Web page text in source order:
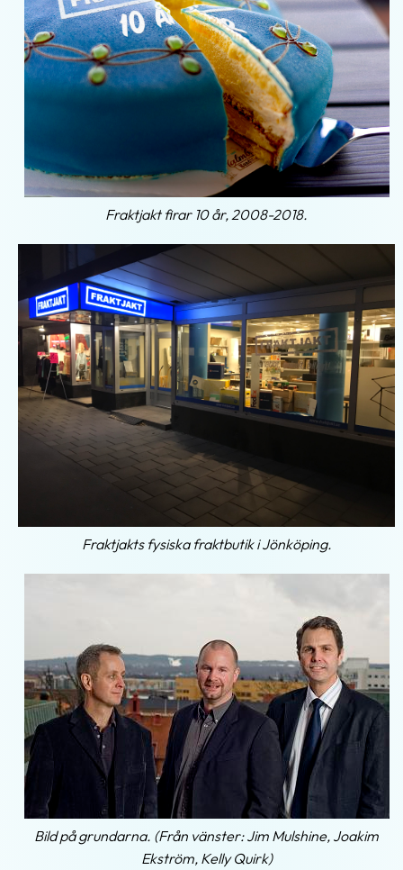
Fraktjakt firar 10 år, 2008-2018.
Fraktjakts fysiska fraktbutik i Jönköping.
Bild på grundarna. (Från vänster: Jim Mulshine, Joakim
Ekström, Kelly Quirk)